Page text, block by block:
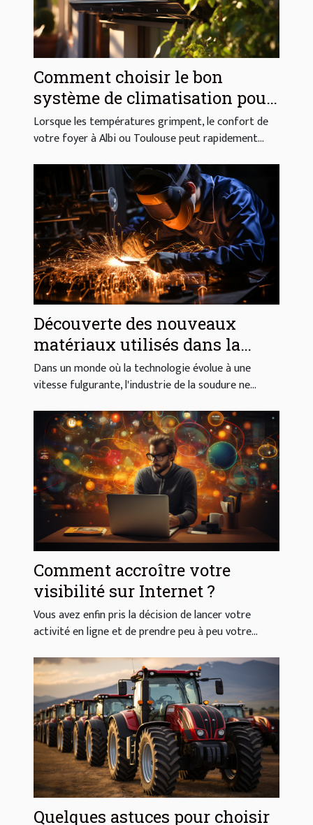
Comment choisir le bon
système de climatisation pour
votre maison à Albi ou
Toulouse
Lorsque les températures grimpent, le confort de
votre foyer à Albi ou Toulouse peut rapidement...
Découverte des nouveaux
matériaux utilisés dans la
fabrication des postes à souder
et leur durabilité
Dans un monde où la technologie évolue à une
vitesse fulgurante, l'industrie de la soudure ne...
Comment accroître votre
visibilité sur Internet ?
Vous avez enfin pris la décision de lancer votre
activité en ligne et de prendre peu à peu votre...
Quelques astuces pour choisir